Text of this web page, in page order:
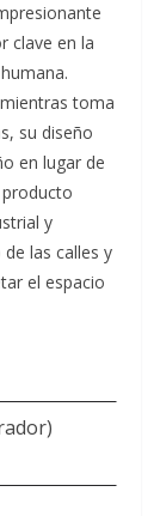
clave en la
toma
su diseño
en lugar de
y
las calles y
el espacio